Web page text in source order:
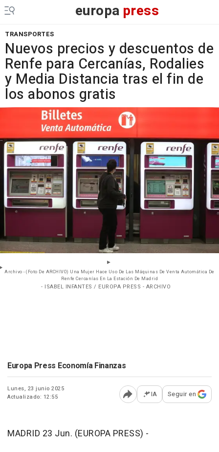
europa press
TRANSPORTES
Nuevos precios y descuentos de
Renfe para Cercanías, Rodalies
y Media Distancia tras el fin de
los abonos gratis
Archivo - (Foto De ARCHIVO) Una Mujer Hace Uso De Las Máquinas De Venta Automática De
Renfe Cercanías En La Estación De Madrid
- ISABEL INFANTES / EUROPA PRESS - ARCHIVO
Europa Press Economía Finanzas
Lunes, 23 junio 2025
Actualizado: 12:55
Abrir opciones para
IA Seguir en
MADRID 23 Jun. (EUROPA PRESS) -